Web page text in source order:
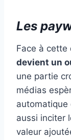
Les
Face à cette
devient un
une partie
médias
automatique
aussi inciter
valeur